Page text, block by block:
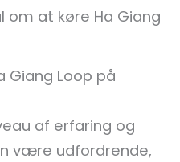
at køre Ha Giang
Giang Loop på
af erfaring og
være udfordrende,